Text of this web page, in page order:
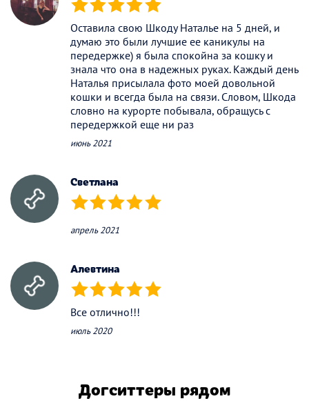
(*) (*) (*) (*) (*)
Оставила свою Шкоду Наталье на 5 дней, и
думаю это были лучшие ее каникулы на
передержке) я была спокойна за кошку и
знала что она в надежных руках. Каждый день
Наталья присылала фото моей довольной
кошки и всегда была на связи. Словом, Шкода
словно на курорте побывала, обращусь с
передержкой еще ни раз
июнь 2021
Светлана
(*) (*) (*) (*) (*)
апрель 2021
Алевтина
(*) (*) (*) (*) (*)
Все отлично!!!
июль 2020
Догситтеры рядом